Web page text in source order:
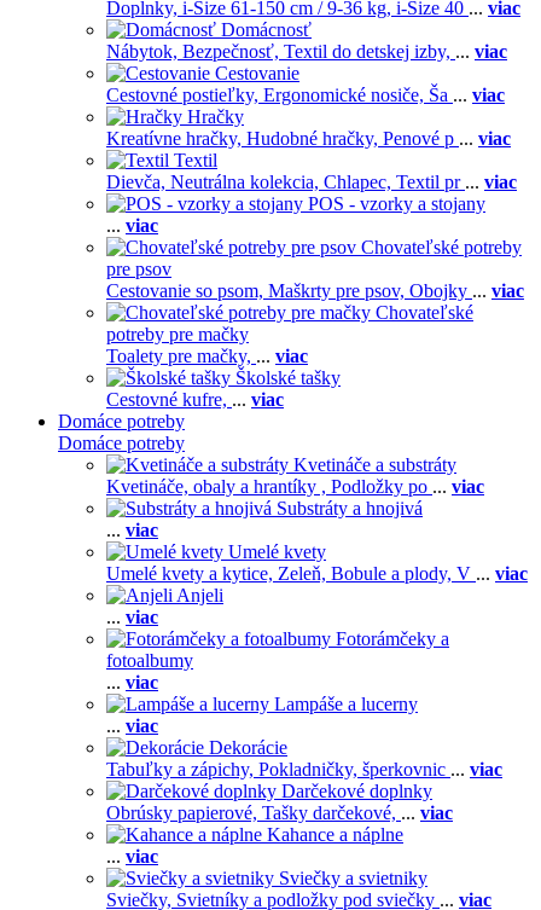
Doplnky, i-Size 61-150 cm / 9-36 kg, i-Size 40 ... viac
Domácnosť
Nábytok, Bezpečnosť, Textil do detskej izby, ... viac
Cestovanie
Cestovné postieľky, Ergonomické nosiče, Ša ... viac
Hračky
Kreatívne hračky, Hudobné hračky, Penové p ... viac
Textil
Dievča, Neutrálna kolekcia, Chlapec, Textil pr ... viac
POS - vzorky a stojany
... viac
Chovateľské potreby
pre psov
Cestovanie so psom, Maškrty pre psov, Obojky ... viac
Chovateľské
potreby pre mačky
Toalety pre mačky, ... viac
Školské tašky
Cestovné kufre, ... viac
Domáce potreby
Domáce potreby
Kvetináče a substráty
Kvetináče, obaly a hrantíky , Podložky po ... viac
Substráty a hnojivá
... viac
Umelé kvety
Umelé kvety a kytice, Zeleň, Bobule a plody, V ... viac
Anjeli
... viac
Fotorámčeky a
fotoalbumy
... viac
Lampáše a lucerny
... viac
Dekorácie
Tabuľky a zápichy, Pokladničky, šperkovnic ... viac
Darčekové doplnky
Obrúsky papierové, Tašky darčekové, ... viac
Kahance a náplne
... viac
Sviečky a svietniky
Sviečky, Svietníky a podložky pod sviečky ... viac